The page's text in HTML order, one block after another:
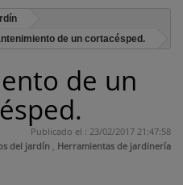
de un cortacésped.
de un
Publicado el : 23/02/2017 21:47:58
del jardín , Herramientas de jardinería